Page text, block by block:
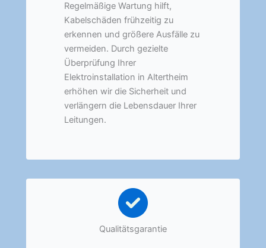
Regelmäßige Wartung hilft,
Kabelschäden frühzeitig zu
erkennen und größere Ausfälle zu
vermeiden. Durch gezielte
Überprüfung Ihrer
Elektroinstallation in Altertheim
erhöhen wir die Sicherheit und
verlängern die Lebensdauer Ihrer
Leitungen.
Qualitätsgarantie